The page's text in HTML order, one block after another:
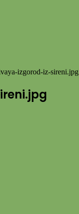
izgorod-iz-sireni.jpg